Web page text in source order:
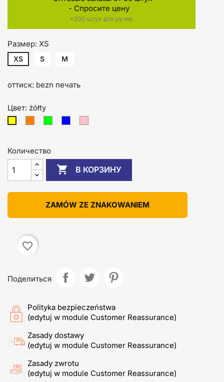
- Спросите цену
*200 штук для ручек
Размер: XS
XS S M
оттиск: bezn печать
Цвет: żółty
Количество
 В КОРЗИНУ
ZAMÓW ZE ZNAKOWANIEM
favorite_border
Поделиться
Polityka bezpieczeństwa
(edytuj w module Customer Reassurance)
Zasady dostawy
(edytuj w module Customer Reassurance)
Zasady zwrotu
(edytuj w module Customer Reassurance)